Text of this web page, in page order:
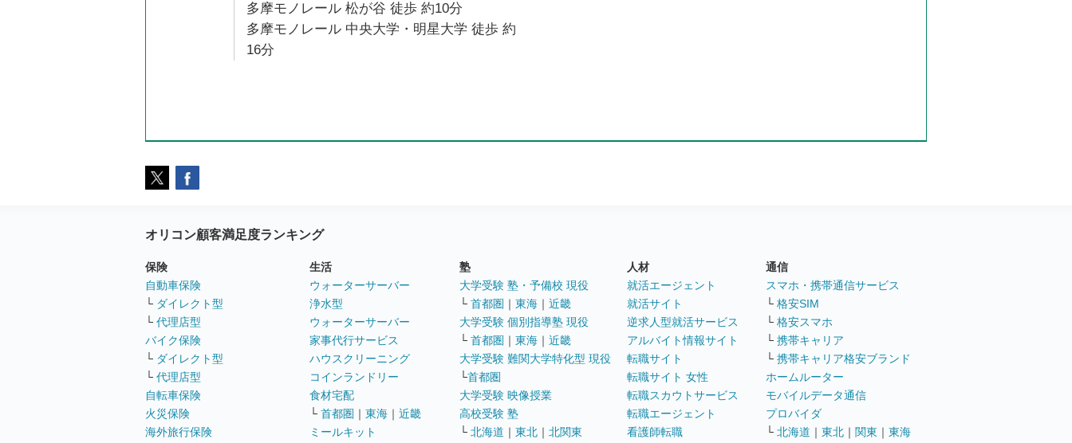
多摩モノレール 松が谷 徒歩 約10分
多摩モノレール 中央大学・明星大学 徒歩 約
16分
オリコン顧客満足度ランキング
保険
自動車保険
└ ダイレクト型
└ 代理店型
バイク保険
└ ダイレクト型
└ 代理店型
自転車保険
火災保険
海外旅行保険
生活
ウォーターサーバー
浄水型
ウォーターサーバー
家事代行サービス
ハウスクリーニング
コインランドリー
食材宅配
└ 首都圏 ｜ 東海 ｜ 近畿
ミールキット
塾
大学受験 塾・予備校 現役
└ 首都圏 ｜ 東海 ｜ 近畿
大学受験 個別指導塾 現役
└ 首都圏 ｜ 東海 ｜ 近畿
大学受験 難関大学特化型 現役
└首都圏
大学受験 映像授業
高校受験 塾
└ 北海道 ｜ 東北 ｜ 北関東
人材
就活エージェント
就活サイト
逆求人型就活サービス
アルバイト情報サイト
転職サイト
転職サイト 女性
転職スカウトサービス
転職エージェント
看護師転職
通信
スマホ・携帯通信サービス
└ 格安SIM
└ 格安スマホ
└ 携帯キャリア
└ 携帯キャリア格安ブランド
ホームルーター
モバイルデータ通信
プロバイダ
└ 北海道 ｜ 東北 ｜ 関東 ｜ 東海